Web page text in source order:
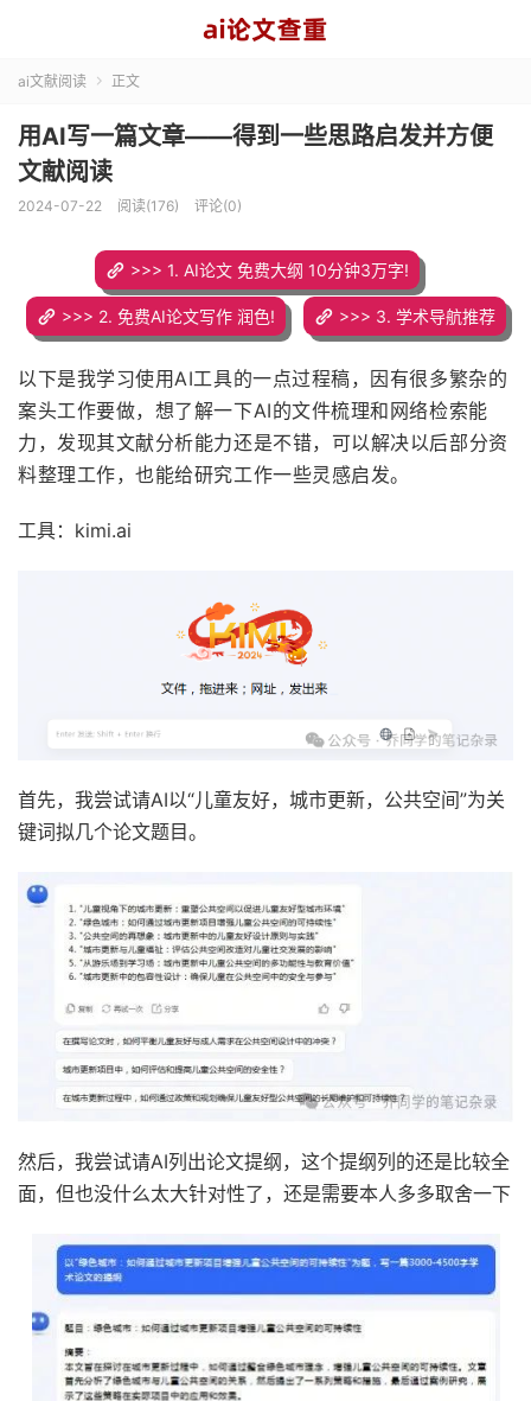
ai文献阅读  正文
用AI写一篇文章——得到一些思路启发并方便
文献阅读
2024-07-22 阅读(176) 评论(0)
>>> 1. AI论文 免费大纲 10分钟3万字!
>>> 2. 免费AI论文写作 润色! >>> 3. 学术导航推荐
以下是我学习使用AI工具的一点过程稿， 因有很多繁杂的
案头工作要做， 想了解一下AI的文件梳理和 网络检索能
力，发现其文献分析能力还是不错，可以解决以后部分资
料整理工作，也能给研究工作一些灵感启发。
工具：kimi.ai
首先，我尝试请AI以“儿童友好，城市更新，公共空间”为关
键词拟几个论文题目。
然后，我尝试请AI列出论文提纲，这个提纲列的还是比较全
面，但也没什么太大针对性了，还是需要本人多多取舍一下